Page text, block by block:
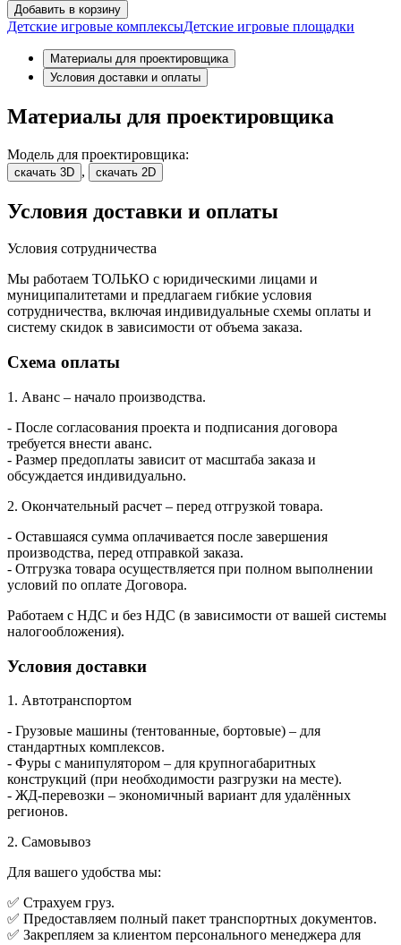
Добавить в корзину
Детские игровые комплексыДетские игровые площадки
Материалы для проектировщика
Условия доставки и оплаты
Материалы для проектировщика
Модель для проектировщика:
скачать 3D , скачать 2D
Условия доставки и оплаты
Условия сотрудничества
Мы работаем ТОЛЬКО с юридическими лицами и
муниципалитетами и предлагаем гибкие условия
сотрудничества, включая индивидуальные схемы оплаты и
систему скидок в зависимости от объема заказа.
Схема оплаты
1. Аванс – начало производства.
- После согласования проекта и подписания договора
требуется внести аванс.
- Размер предоплаты зависит от масштаба заказа и
обсуждается индивидуально.
2. Окончательный расчет – перед отгрузкой товара.
- Оставшаяся сумма оплачивается после завершения
производства, перед отправкой заказа.
- Отгрузка товара осуществляется при полном выполнении
условий по оплате Договора.
Работаем с НДС и без НДС (в зависимости от вашей системы
налогообложения).
Условия доставки
1. Автотранспортом
- Грузовые машины (тентованные, бортовые) – для
стандартных комплексов.
- Фуры с манипулятором – для крупногабаритных
конструкций (при необходимости разгрузки на месте).
- ЖД-перевозки – экономичный вариант для удалённых
регионов.
2. Самовывоз
Для вашего удобства мы:
✅ Страхуем груз.
✅ Предоставляем полный пакет транспортных документов.
✅ Закрепляем за клиентом персонального менеджера для